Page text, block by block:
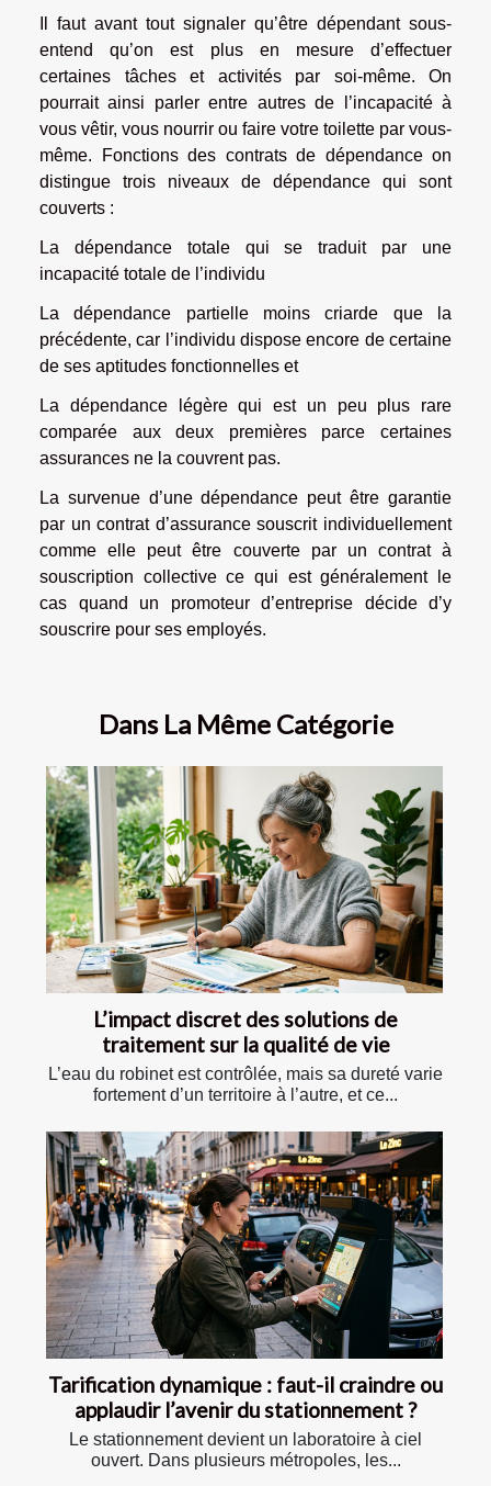
Il faut avant tout signaler qu’être dépendant sous-
entend qu’on est plus en mesure d’effectuer
certaines tâches et activités par soi-même. On
pourrait ainsi parler entre autres de l’incapacité à
vous vêtir, vous nourrir ou faire votre toilette par vous-
même. Fonctions des contrats de dépendance on
distingue trois niveaux de dépendance qui sont
couverts :
La dépendance totale qui se traduit par une
incapacité totale de l’individu
La dépendance partielle moins criarde que la
précédente, car l’individu dispose encore de certaine
de ses aptitudes fonctionnelles et
La dépendance légère qui est un peu plus rare
comparée aux deux premières parce certaines
assurances ne la couvrent pas.
La survenue d’une dépendance peut être garantie
par un contrat d’assurance souscrit individuellement
comme elle peut être couverte par un contrat à
souscription collective ce qui est généralement le
cas quand un promoteur d’entreprise décide d’y
souscrire pour ses employés.
Dans La Même Catégorie
L’impact discret des solutions de
traitement sur la qualité de vie
L’eau du robinet est contrôlée, mais sa dureté varie
fortement d’un territoire à l’autre, et ce...
Tarification dynamique : faut-il craindre ou
applaudir l’avenir du stationnement ?
Le stationnement devient un laboratoire à ciel
ouvert. Dans plusieurs métropoles, les...